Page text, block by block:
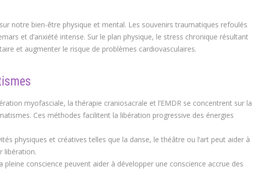
notre bien-être physique et mental. Les souvenirs traumatiques refoulés
et d’anxiété intense. Sur le plan physique, le stress chronique résultant
et augmenter le risque de problèmes cardiovasculaires.
myofasciale, la thérapie craniosacrale et l’EMDR se concentrent sur la
Ces méthodes facilitent la libération progressive des énergies
physiques et créatives telles que la danse, le théâtre ou l’art peut aider à
libération.
pleine conscience peuvent aider à développer une conscience accrue des